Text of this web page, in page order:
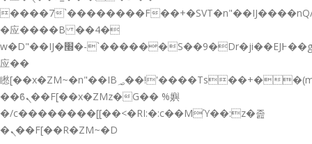
����7`��������F
�应����B ��4�
w�D"��IJ�׭�-`������S��9�Dr�ji��EJ߅��gJ�
应��
矁[��x�ZM~�n"��IB؃��!'����Тѕ��+��(m��IK�ʭ�/|
��ϐܢ��F[��x�ZMz�G�� %嬩
�/c��������[[��<�RI:�:c��MΎ��:z�졾
�ܢ��F[��R�ZM~�D
PLATAFORMA EDUCATIVA QE
PREPARACIÓN GRADUADO EN ESO
GESTIÓN DE FORMACIÓN EMPRESAS
NOTICIAS